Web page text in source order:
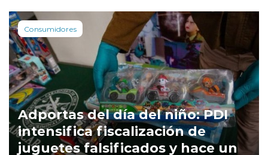
Consumidores
Adportas del día del niño: PDI
intensifica fiscalización de
juguetes falsificados y hace un